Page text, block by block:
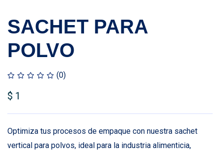
SACHET PARA
POLVO
(0)
$ 1
Optimiza tus procesos de empaque con nuestra sachet
vertical para polvos, ideal para la industria alimenticia,